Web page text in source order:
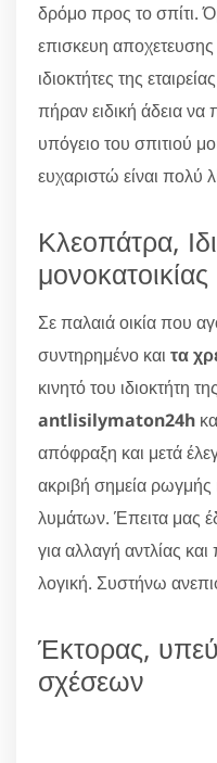
δρόμο προς το σπίτι.
επισκευη
ιδιοκτήτες της εταιρείας
πήραν ειδική άδεια να
υπόγειο του σπιτιού
ευχαριστώ είναι πολύ
Κλεοπάτρα,
μονοκατοικίας
Σε παλαιά οικία που
συντηρημένο και τα
κινητό του ιδιοκτήτη
antlisilymaton24h
απόφραξη και μετά
ακριβή σημεία ρωγμής
λυμάτων. Έπειτα μας
για αλλαγή αντλίας
λογική. Συστήνω
Έκτορας,
σχέσεων